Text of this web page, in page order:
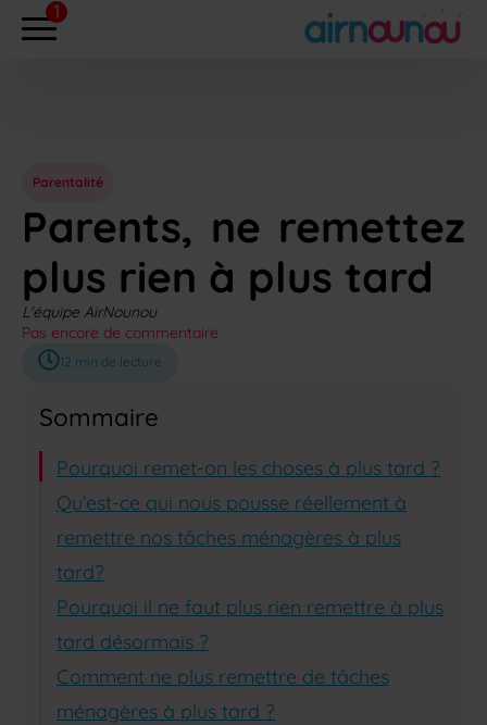
Parentalité
Parents, ne remettez
plus rien à plus tard
L'équipe AirNounou
Pas encore de commentaire
12 min de lecture
Sommaire
Pourquoi remet-on les choses à plus tard ?
Qu’est-ce qui nous pousse réellement à
remettre nos tâches ménagères à plus
tard?
Pourquoi il ne faut plus rien remettre à plus
tard désormais ?
Comment ne plus remettre de tâches
ménagères à plus tard ?